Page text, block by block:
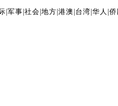
军事 社会 地方 港澳 台湾 华人 侨